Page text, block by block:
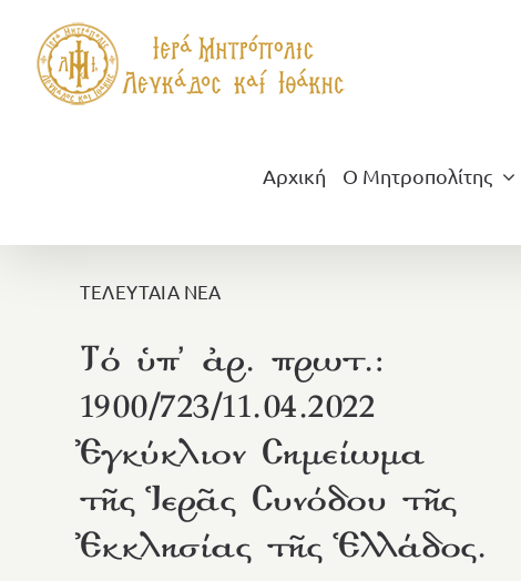
περιεχόμενο
Αρχική Ο Μητροπολίτης
ΤΕΛΕΥΤΑΙΑ ΝΕΑ
Τό ὑπ’ ἀρ. πρωτ.:
1900/723/11.04.2022
Ἐγκύκλιον Σημείωμα
τῆς Ἱερᾶς Συνόδου τῆς
Ἐκκλησίας τῆς Ἑλλάδος.